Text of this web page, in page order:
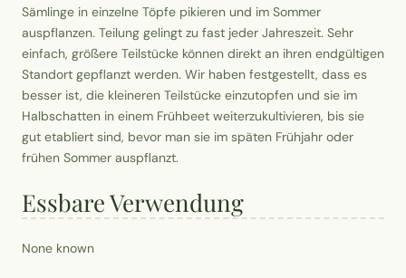
Sämlinge in einzelne Töpfe pikieren und im Sommer
auspflanzen. Teilung gelingt zu fast jeder Jahreszeit. Sehr
einfach, größere Teilstücke können direkt an ihren endgültigen
Standort gepflanzt werden. Wir haben festgestellt, dass es
besser ist, die kleineren Teilstücke einzutopfen und sie im
Halbschatten in einem Frühbeet weiterzukultivieren, bis sie
gut etabliert sind, bevor man sie im späten Frühjahr oder
frühen Sommer auspflanzt.
Essbare Verwendung
None known